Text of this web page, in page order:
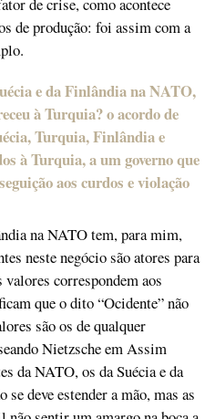
de crise, como acontece
de produção: foi assim com a
e da Finlândia na NATO,
à Turquia? o acordo de
Turquia, Finlândia e
à Turquia, a um governo que
aos curdos e violação
na NATO tem, para mim,
neste negócio são atores para
correspondem aos
que o dito “Ocidente” não
são os de qualquer
Nietzsche em Assim
da NATO, os da Suécia e da
deve estender a mão, mas as